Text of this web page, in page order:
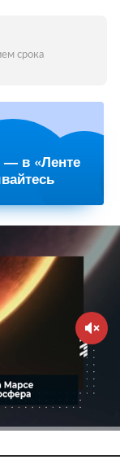
срока
— в «Ленте